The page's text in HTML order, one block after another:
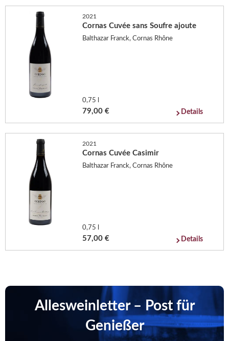
2021
Cornas Cuvée sans Soufre ajoute
Balthazar Franck, Cornas Rhône
0,75 l
79,00 € Details
2021
Cornas Cuvée Casimir
Balthazar Franck, Cornas Rhône
0,75 l
57,00 € Details
Allesweinletter – Post für
Genießer